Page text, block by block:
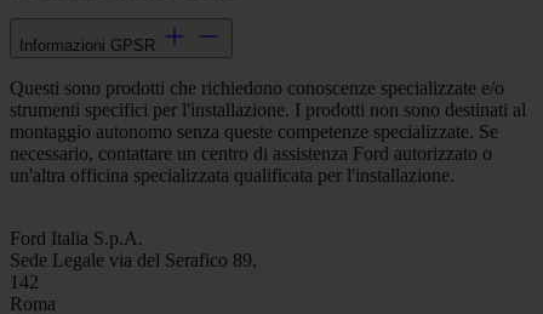
Informazioni GPSR
Questi sono prodotti che richiedono conoscenze specializzate e/o
strumenti specifici per l'installazione. I prodotti non sono destinati al
montaggio autonomo senza queste competenze specializzate. Se
necessario, contattare un centro di assistenza Ford autorizzato o
un'altra officina specializzata qualificata per l'installazione.
Ford Italia S.p.A.
Sede Legale via del Serafico 89,
142
Roma